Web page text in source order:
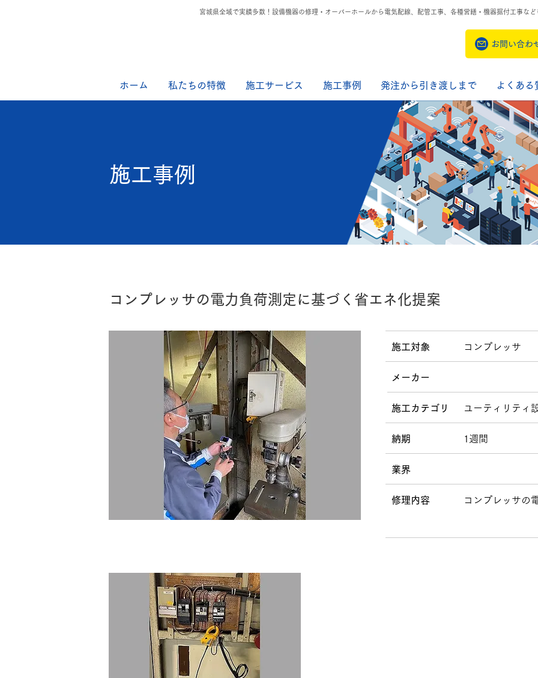
宮城県全域で実績多数！設備機器の修理・オーバーホールから電気配線、配管工事、各種営繕・機器据付工事など
お問い合わ
ホーム 私たちの特徴 施工サービス 施工事例 発注から引き渡しまで よくある
施工事例
コンプレッサの電力負荷測定に基づく省エネ化提案
施工対象 コンプレッサ
メーカー
施工カテゴリ ユーティリティ
納期 1週間
業界
修理内容 コンプレッサの